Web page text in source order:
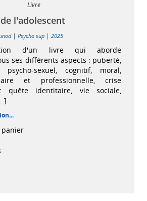
Livre
l'adolescent
| Psycho sup | 2025
d'un livre qui aborde
ses différents aspects : puberté,
psycho-sexuel, cognitif, moral,
et professionnelle, crise
quête identitaire, vie sociale,
panier